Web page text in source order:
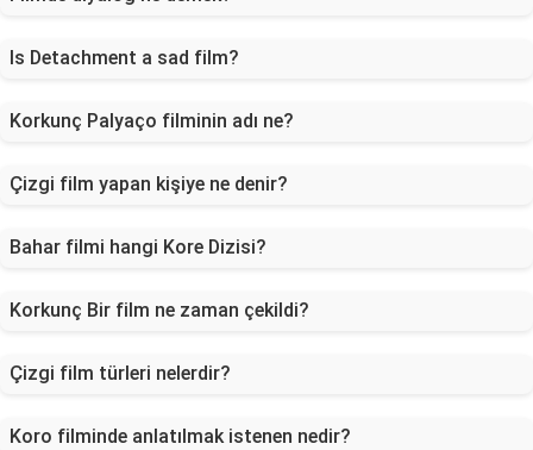
Is Detachment a sad film?
Korkunç Palyaço filminin adı ne?
Çizgi film yapan kişiye ne denir?
Bahar filmi hangi Kore Dizisi?
Korkunç Bir film ne zaman çekildi?
Çizgi film türleri nelerdir?
Koro filminde anlatılmak istenen nedir?